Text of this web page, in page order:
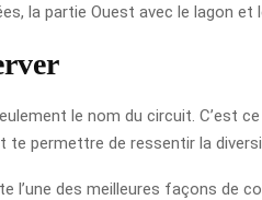
la partie Ouest avec le lagon
le nom du circuit. C’est
permettre de ressentir la
l’une des meilleures façons de